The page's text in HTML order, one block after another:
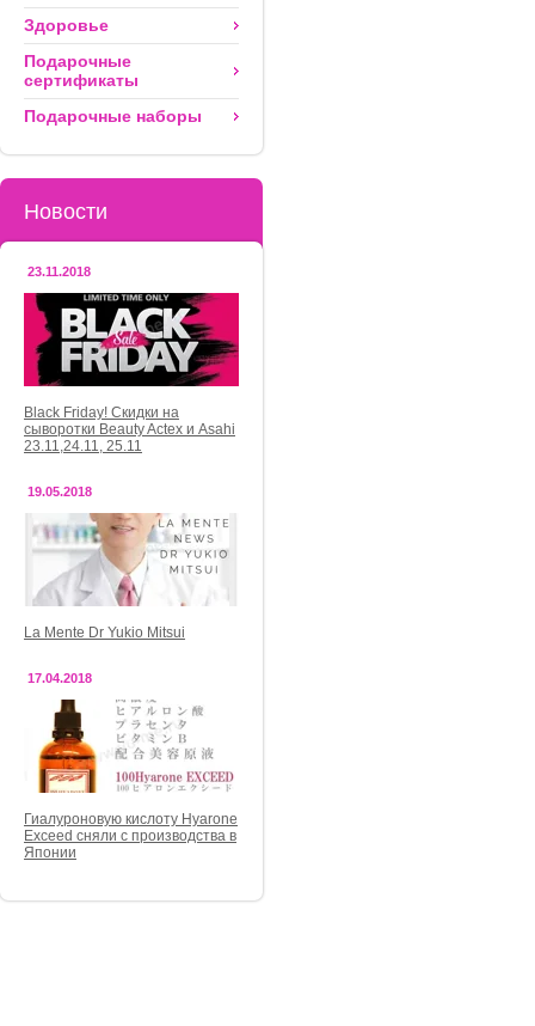
Здоровье
Подарочные
сертификаты
Подарочные наборы
Новости
23.11.2018
Black Friday! Скидки на
сыворотки Beauty Actex и Asahi
23.11,24.11, 25.11
19.05.2018
La Mente Dr Yukio Mitsui
17.04.2018
Гиалуроновую кислоту Hyarone
Exceed сняли с производства в
Японии